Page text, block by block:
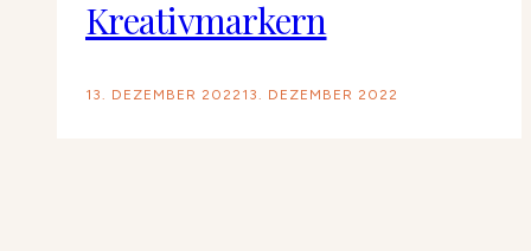
Kreativmarkern
13. DEZEMBER 2022 13. DEZEMBER 2022